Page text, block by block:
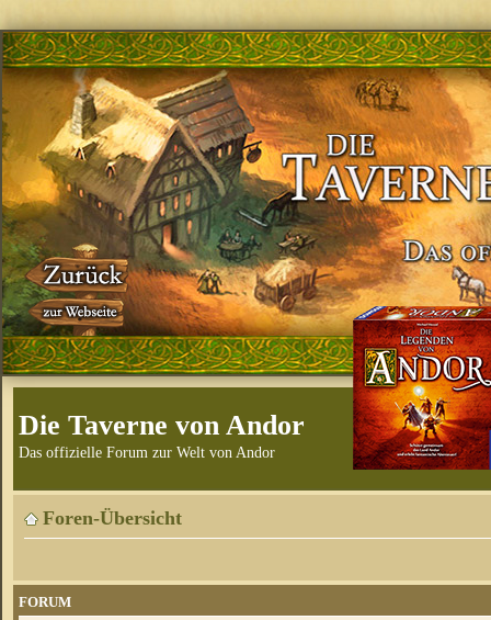
Die Taverne von Andor
Das offizielle Forum zur Welt von Andor
Foren-Übersicht
FORUM